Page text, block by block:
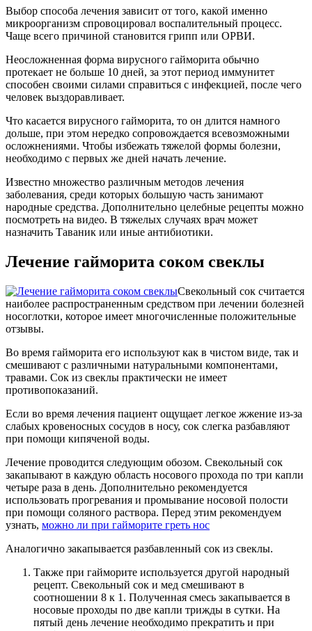
Выбор способа лечения зависит от того, какой именно
микроорганизм спровоцировал воспалительный процесс.
Чаще всего причиной становится грипп или ОРВИ.
Неосложненная форма вирусного гайморита обычно
протекает не больше 10 дней, за этот период иммунитет
способен своими силами справиться с инфекцией, после чего
человек выздоравливает.
Что касается вирусного гайморита, то он длится намного
дольше, при этом нередко сопровождается всевозможными
осложнениями. Чтобы избежать тяжелой формы болезни,
необходимо с первых же дней начать лечение.
Известно множество различным методов лечения
заболевания, среди которых большую часть занимают
народные средства. Дополнительно целебные рецепты можно
посмотреть на видео. В тяжелых случаях врач может
назначить Таваник или иные антибиотики.
Лечение гайморита соком свеклы
Свекольный сок считается
наиболее распространенным средством при лечении болезней
носоглотки, которое имеет многочисленные положительные
отзывы.
Во время гайморита его используют как в чистом виде, так и
смешивают с различными натуральными компонентами,
травами. Сок из свеклы практически не имеет
противопоказаний.
Если во время лечения пациент ощущает легкое жжение из-за
слабых кровеносных сосудов в носу, сок слегка разбавляют
при помощи кипяченой воды.
Лечение проводится следующим обозом. Свекольный сок
закапывают в каждую область носового прохода по три капли
четыре раза в день. Дополнительно рекомендуется
использовать прогревания и промывание носовой полости
при помощи соляного раствора. Перед этим рекомендуем
узнать, можно ли при гайморите греть нос
Аналогично закапывается разбавленный сок из свеклы.
Также при гайморите используется другой народный
рецепт. Свекольный сок и мед смешивают в
соотношении 8 к 1. Полученная смесь закапывается в
носовые проходы по две капли трижды в сутки. На
пятый день лечение необходимо прекратить и при